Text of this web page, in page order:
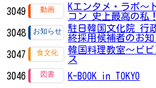
3049
Kエンタメ・ラボ～
コン 史上最高の私
3048
駐日韓国文化院 行
終採用候補者のお知
3047
韓国料理教室～ビビ
ス
3046 K-BOOK in TOKYO